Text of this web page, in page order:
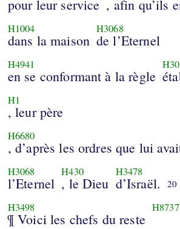
pour leur service , afin qu’ils
H1004
dans la maison
H3068
de l’Eternel
H4941
en se conformant à la règle
H1
, leur père
H6680
, d’après les ordres que lui
H3068
l’Eternel
H430
, le Dieu
H3478
d’Israël. 20
H3498
¶ Voici les chefs du reste
H8737